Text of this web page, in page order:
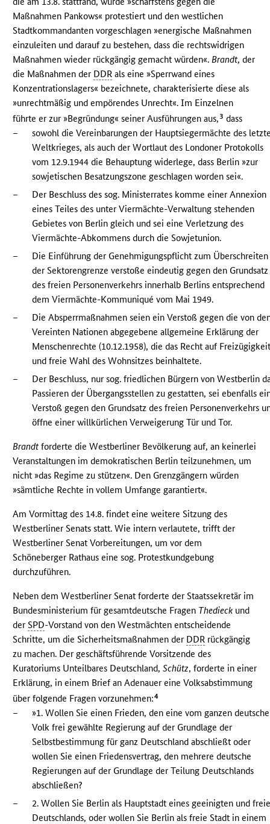
Maßnahmen Pankows« protestiert und den westlichen
Stadtkommandanten vorgeschlagen »energische Maßnahmen
einzuleiten und darauf zu bestehen, dass die rechtswidrigen
Maßnahmen wieder rückgängig gemacht würden«.Brandt, der
die Maßnahmen der DDR als eine »Sperrwand eines
Konzentrationslagers« bezeichnete, charakterisierte diese als
»unrechtmäßig und empörendes Unrecht«. Im Einzelnen
führte er zur »Begründung« seiner Ausführungen aus,3 dass
–
sowohl die Vereinbarungen der Hauptsiegermächte des
Weltkrieges, als auch der Wortlaut des Londoner Protokolls
vom 12.9.1944 die Behauptung widerlege, dass Berlin »zur
sowjetischen Besatzungszone geschlagen worden sei«.
–
Der Beschluss des sog. Ministerrates komme einer Annexion
eines Teiles des unter Viermächte-Verwaltung stehenden
Gebietes von Berlin gleich und sei eine Verletzung des
Viermächte-Abkommens durch die Sowjetunion.
–
Die Einführung der Genehmigungspflicht zum Überschreiten
der Sektorengrenze verstoße eindeutig gegen den Grundsatz
des freien Personenverkehrs innerhalb Berlins entsprechend
dem Viermächte-Kommuniqué vom Mai 1949.
–
Die Absperrmaßnahmen seien ein Verstoß gegen die von
Vereinten Nationen abgegebene allgemeine Erklärung der
Menschenrechte (10.12.1958), die das Recht auf
und freie Wahl des Wohnsitzes beinhaltete.
–
Der Beschluss, nur sog. friedlichen Bürgern von Westberlin
Passieren der Übergangsstellen zu gestatten, sei ebenfalls
Verstoß gegen den Grundsatz des freien Personenverkehrs
öffne einer willkürlichen Verweigerung Tür und Tor.
Brandt forderte die Westberliner Bevölkerung auf, an keinerlei
Veranstaltungen im demokratischen Berlin teilzunehmen, um
nicht »das Regime zu stützen«. Den Grenzgängern würden
»sämtliche Rechte in vollem Umfange garantiert«.
Am Vormittag des 14.8. findet eine weitere Sitzung des
Westberliner Senats statt. Wie intern verlautete, trifft der
Westberliner Senat Vorbereitungen, um vor dem
Schöneberger Rathaus eine sog. Protestkundgebung
durchzuführen.
Neben dem Westberliner Senat forderte der Staatssekretär im
Bundesministerium für gesamtdeutsche Fragen Thedieck und
derSPD-Vorstand von den Westmächten entscheidende
Schritte, um die Sicherheitsmaßnahmen der DDR rückgängig
zu machen. Der geschäftsführende Vorsitzende des
Kuratoriums Unteilbares Deutschland,Schütz, forderte in einer
Erklärung, in einem Brief an Adenauer eine Volksabstimmung
über folgende Fragen vorzunehmen:4
–
»1. Wollen Sie einen Frieden, den eine vom ganzen
Volk frei gewählte Regierung auf der Grundlage der
Selbstbestimmung für ganz Deutschland abschließt oder
wollen Sie einen Friedensvertrag, den mehrere deutsche
Regierungen auf der Grundlage der Teilung Deutschlands
abschließen?
–
2. Wollen Sie Berlin als Hauptstadt eines geeinigten und
Deutschlands, oder wollen Sie Berlin als freie Stadt in einem